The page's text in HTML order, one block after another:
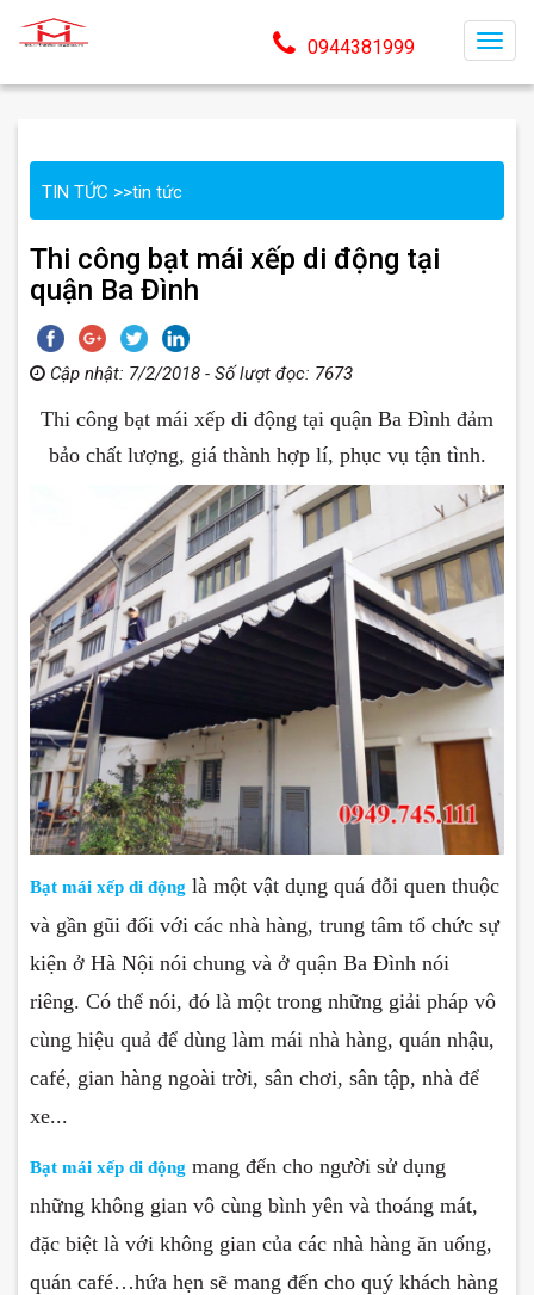
T
l
n
i
n
0944381999
TIN TỨC >>tin tức
Thi công bạt mái xếp di động tại
quận Ba Đình
Cập nhật: 7/2/2018 - Số lượt đọc: 7673
Thi công bạt mái xếp di động tại quận Ba Đình đảm
bảo chất lượng, giá thành hợp lí, phục vụ tận tình.
Bạt mái xếp di động là một vật dụng quá đỗi quen thuộc
và gần gũi đối với các nhà hàng, trung tâm tổ chức sự
kiện ở Hà Nội nói chung và ở quận Ba Đình nói
riêng. Có thể nói, đó là một trong những giải pháp vô
cùng hiệu quả để dùng làm mái nhà hàng, quán nhậu,
café, gian hàng ngoài trời, sân chơi, sân tập, nhà để
xe...
Bạt mái xếp di động mang đến cho người sử dụng
những không gian vô cùng bình yên và thoáng mát,
đặc biệt là với không gian của các nhà hàng ăn uống,
quán café…hứa hẹn sẽ mang đến cho quý khách hàng